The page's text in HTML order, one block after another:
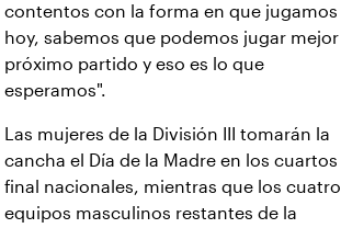
contentos con la forma en que jugamos
hoy, sabemos que podemos jugar mejor
próximo partido y eso es lo que
esperamos".
Las mujeres de la División III tomarán la
cancha el Día de la Madre en los cuartos
final nacionales, mientras que los cuatro
equipos masculinos restantes de la